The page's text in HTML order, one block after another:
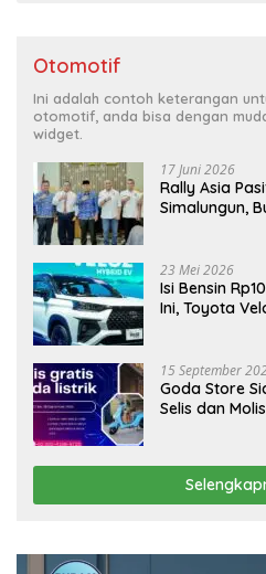
Otomotif
Ini adalah contoh keterangan
otomotif, anda bisa dengan
widget.
17 Juni 2026
Rally Asia
Simalungun,
23 Mei 2026
Isi Bensin
Ini, Toyota
15 September
Goda Store
Selis dan